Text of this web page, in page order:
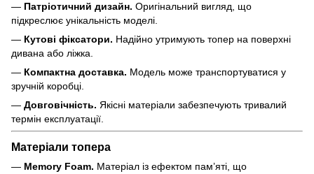
— Патріотичний дизайн. Оригінальний вигляд, що
підкреслює унікальність моделі.
— Кутові фіксатори. Надійно утримують топер на поверхні
дивана або ліжка.
— Компактна доставка. Модель може транспортуватися у
зручній коробці.
— Довговічність. Якісні матеріали забезпечують тривалий
термін експлуатації.
Матеріали топера
— Memory Foam. Матеріал із ефектом пам’яті, що